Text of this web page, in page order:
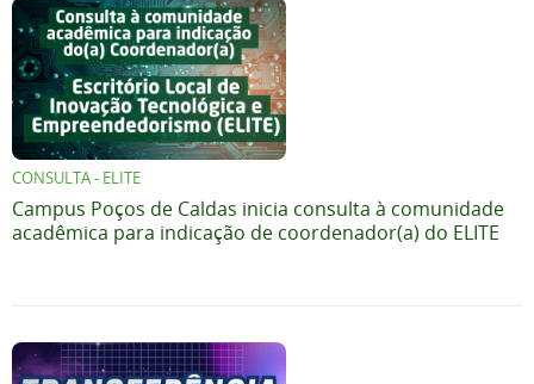
CONSULTA - ELITE
Campus Poços de Caldas inicia consulta à comunidade
acadêmica para indicação de coordenador(a) do ELITE